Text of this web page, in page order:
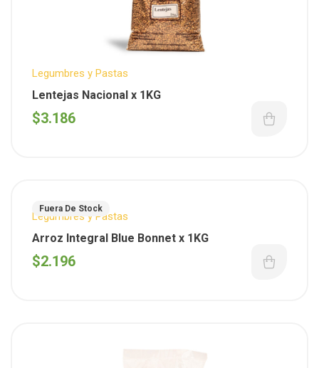
Legumbres y Pastas
Lentejas Nacional x 1KG
$3.186
Fuera De Stock
Legumbres y Pastas
Arroz Integral Blue Bonnet x 1KG
$2.196